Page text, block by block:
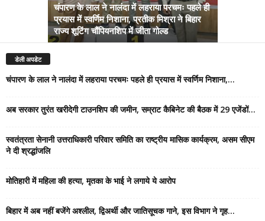
चंपारण के लाल ने नालंदा में लहराया परचमः पहले ही
प्रयास में स्वर्णिम निशाना, प्रतीक मिश्रा ने बिहार
राज्य शूटिंग चौंपियनशिप में जीता गोल्ड
डेली अपडेट
चंपारण के लाल ने नालंदा में लहराया परचमः पहले ही प्रयास में स्वर्णिम निशाना,...
अब सरकार तुरंत खरीदेगी टाउनशिप की जमीन, सम्राट कैबिनेट की बैठक में 29 एजेंडों...
स्वतंत्रता सेनानी उत्तराधिकारी परिवार समिति का राष्ट्रीय मासिक कार्यक्रम, असम सीएम
ने दी श्रद्धांजलि
मोतिहारी में महिला की हत्या, मृतका के भाई ने लगाये ये आरोप
बिहार में अब नहीं बजेंगे अश्लील, द्विअर्थी और जातिसूचक गाने, इस विभाग ने गृह...